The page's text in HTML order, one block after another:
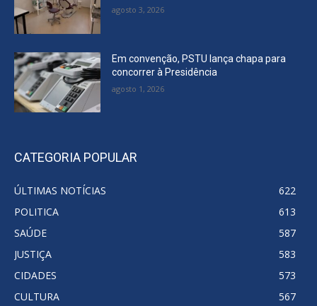
agosto 3, 2026
Em convenção, PSTU lança chapa para
concorrer à Presidência
agosto 1, 2026
CATEGORIA POPULAR
ÚLTIMAS NOTÍCIAS
622
POLITICA
613
SAÚDE
587
JUSTIÇA
583
CIDADES
573
CULTURA
567